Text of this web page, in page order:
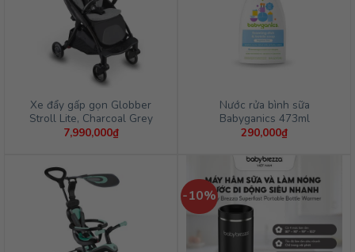
Xe đẩy gấp gọn Globber
Stroll Lite, Charcoal Grey
7,990,000₫
Nước rửa bình sữa
Babyganics 473ml
290,000₫
-10%